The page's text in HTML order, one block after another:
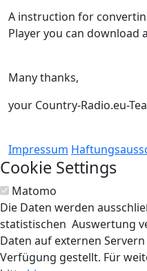
A instruction for
Player you can download
Many thanks,
your Country-Radio.eu-
Impressum
Cookie Settings
Matomo
Die Daten werden
statistischen Auswertung
Daten auf externen
Verfügung gestellt. Für